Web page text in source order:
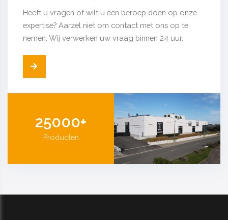
Heeft u vragen of wilt u een beroep doen op onze
expertise? Aarzel niet om contact met ons op te
nemen. Wij verwerken uw vraag binnen 24 uur.
25000+
Producten